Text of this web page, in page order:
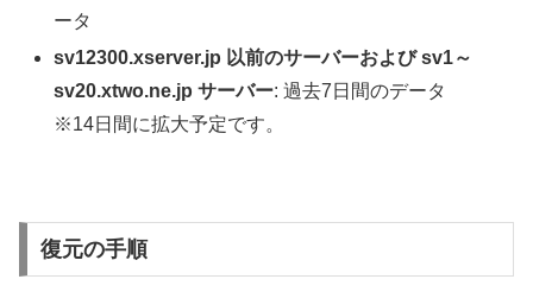
ータ
sv12300.xserver.jp 以前のサーバーおよび sv1～
sv20.xtwo.ne.jp サーバー: 過去7日間のデータ
※14日間に拡大予定です。
復元の手順